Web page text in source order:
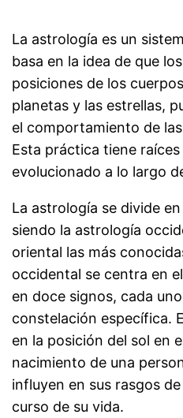
La astrología es un
basa en la idea de que
posiciones de los
planetas y las estrellas,
el comportamiento de
Esta práctica tiene
evolucionado a lo largo
La astrología se divide
siendo la astrología
oriental las más
occidental se centra en
en doce signos, cada
constelación específica.
en la posición del sol en
nacimiento de una
influyen en sus rasgos
curso de su vida.